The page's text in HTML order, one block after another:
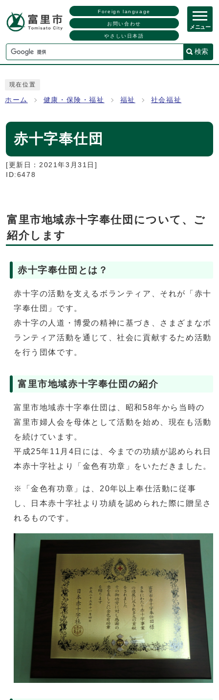
Foreign language
お問い合わせ
やさしい日本語
検索
メニュー
現在位置
ホーム 健康・保険・福祉 福祉 社会福祉
赤十字奉仕団
[更新日： 2021年3月31日 ]
ID:6478
富里市地域赤十字奉仕団について、ご
紹介します
赤十字奉仕団とは？
赤十字の活動を支えるボランティア、それが「赤十
字奉仕団」です。
赤十字の人道・博愛の精神に基づき、さまざまなボ
ランティア活動を通じて、社会に貢献するため活動
を行う団体です。
富里市地域赤十字奉仕団の紹介
富里市地域赤十字奉仕団は、昭和58年から当時の
富里市婦人会を母体として活動を始め、現在も活動
を続けています。
平成25年11月4日には、今までの功績が認められ日
本赤十字社より「金色有功章」をいただきました。
※「金色有功章」は、20年以上奉仕活動に従事
し、日本赤十字社より功績を認められた際に贈呈さ
れるものです。